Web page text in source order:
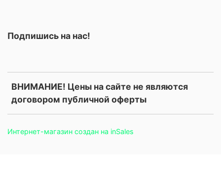
ВНИМАНИЕ! Цены на сайте не являются
договором публичной оферты
Подпишись на нас!
Интернет-магазин создан на inSales